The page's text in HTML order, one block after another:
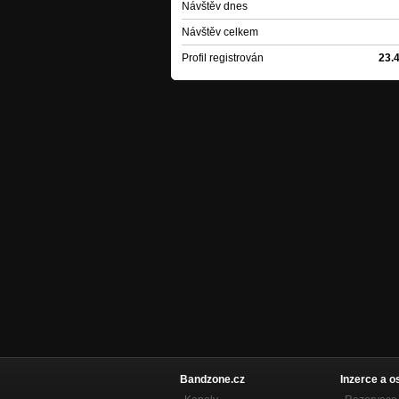
Návštěv dnes
Návštěv celkem
Profil registrován
Bandzone.cz
Inzerce a